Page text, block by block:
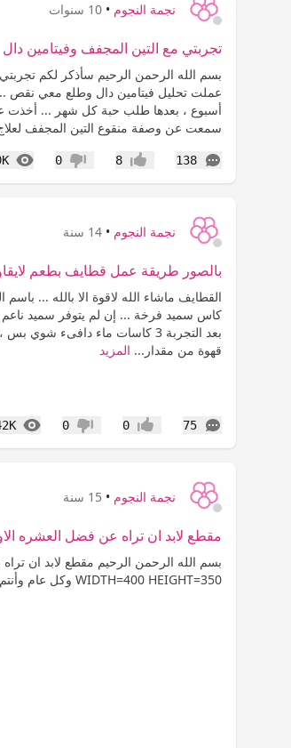
نجمة النجوم • 10 سنوات
تجربتي مع التين المجفف وفيتامين دال
بسم الله الرحمن الرحيم سأذكر لكم تجربتي
عملت تحليل فيتامين دال وطلع معي
أسبوع ، بعدها طلب حبة كل شهر ... أخذت
سمعت عن وصفة منقوع التين المجفف
138
التعليقات إعجاب8 عدم إعجاب
0
569K
نجمة النجوم • 14 سنة
بالصور طريقة عمل قطايف بطعم
كاس سميد فرخة ... إن لم يتوفر سميد
بعد التجربة 3 كاسات ماء دافىء
قهوة من مقدار... المزيد
75
التعليقات إعجاب0 عدم إعجاب
0
42K
نجمة النجوم • 15 سنة
مقطع لابد ان تراه عن فضل العشره
بسم الله الرحمن الرحيم مقطع لابد ان
WIDTH=400 HEIGHT=350 وكل عام وأنتم بخير وتقبل الله طاعتكم